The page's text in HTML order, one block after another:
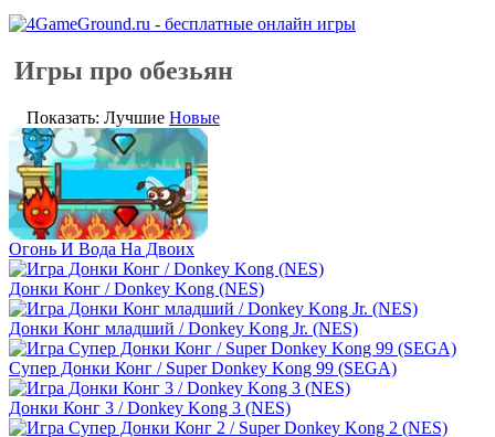
Игры про обезьян
Показать: Лучшие Новые
Огонь И Вода На Двоих
Донки Конг / Donkey Kong (NES)
Донки Конг младший / Donkey Kong Jr. (NES)
Супер Донки Конг / Super Donkey Kong 99 (SEGA)
Донки Конг 3 / Donkey Kong 3 (NES)